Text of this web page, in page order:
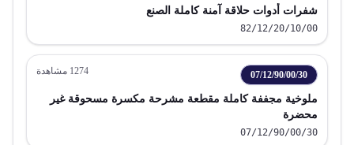
شفرات أدوات حلاقة آمنة كاملة الصنع
82/12/20/10/00
07/12/90/00/30
1274 مشاهدة
ملوخية مجففة كاملة مقطعة مشرحة مكسرة مسحوقة غير
محضرة
07/12/90/00/30